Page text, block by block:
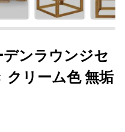
ンラウンジセ
クリーム色 無垢